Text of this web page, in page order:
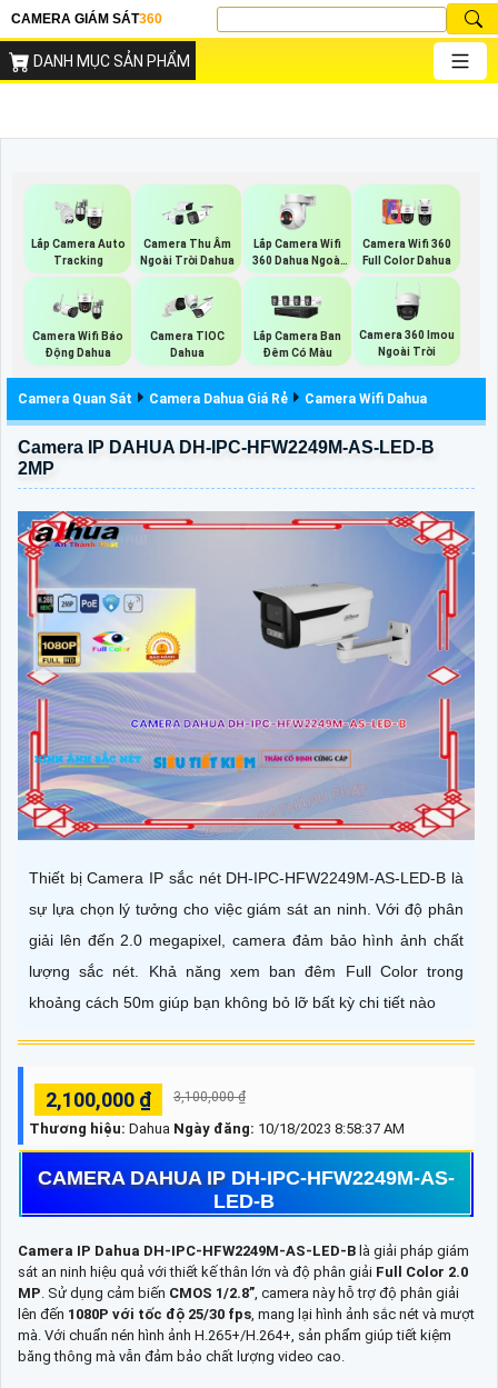
CAMERA GIÁM SÁT360
DANH MỤC SẢN PHẨM
Lắp Camera Auto
Tracking
Camera Thu Âm
Ngoài Trời Dahua
Lắp Camera Wifi
360 Dahua Ngoài
Trời
Camera Wifi 360
Full Color Dahua
Camera Wifi Báo
Động Dahua
Camera TIOC
Dahua
Lắp Camera Ban
Đêm Có Màu
Camera 360 Imou
Ngoài Trời
Camera Quan Sát Camera Dahua Giá Rẻ Camera Wifi Dahua
Camera IP DAHUA DH-IPC-HFW2249M-AS-LED-B
2MP
Thiết bị Camera IP sắc nét DH-IPC-HFW2249M-AS-LED-B là
sự lựa chọn lý tưởng cho việc giám sát an ninh. Với độ phân
giải lên đến 2.0 megapixel, camera đảm bảo hình ảnh chất
lượng sắc nét. Khả năng xem ban đêm Full Color trong
khoảng cách 50m giúp bạn không bỏ lỡ bất kỳ chi tiết nào
2,100,000 ₫ 3,100,000 ₫
Thương hiệu: Dahua Ngày đăng: 10/18/2023 8:58:37 AM
CAMERA DAHUA IP DH-IPC-HFW2249M-AS-
LED-B
Camera IP Dahua DH-IPC-HFW2249M-AS-LED-B là giải pháp giám
sát an ninh hiệu quả với thiết kế thân lớn và độ phân giải Full Color 2.0
MP . Sử dụng cảm biến CMOS 1/2.8” , camera này hỗ trợ độ phân giải
lên đến 1080P với tốc độ 25/30 fps , mang lại hình ảnh sắc nét và mượt
mà. Với chuẩn nén hình ảnh H.265+/H.264+, sản phẩm giúp tiết kiệm
băng thông mà vẫn đảm bảo chất lượng video cao.